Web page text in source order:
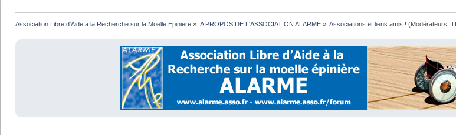
Association Libre d'Aide a la Recherche sur la Moelle Epiniere » A PROPOS DE L'ASSOCIATION ALARME» Associations et liens amis ! (Modérateurs: